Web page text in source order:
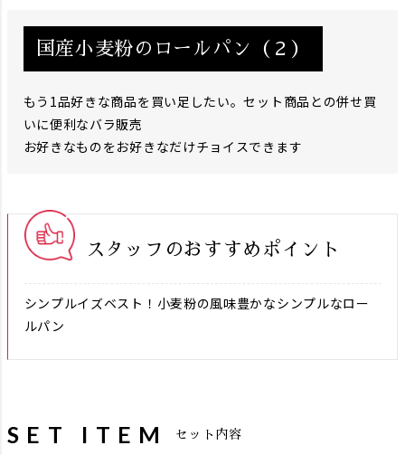
国産小麦粉のロールパン（２）
もう1品好きな商品を買い足したい。セット商品との併せ買
いに便利なバラ販売
お好きなものをお好きなだけチョイスできます
スタッフのおすすめポイント
シンプルイズベスト！小麦粉の風味豊かなシンプルなロー
ルパン
SET ITEM セット内容